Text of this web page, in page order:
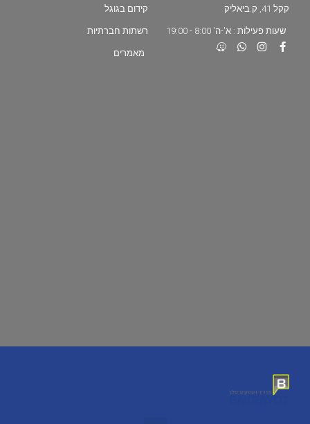
קקל 41, ק.ביאליק
שעות פעילות : א'-ה' 8:00 - 19:00
קידום בגוגל
רשתות חברתיות
מאמרים